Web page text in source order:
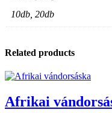
10db, 20db
Related products
Afrikai